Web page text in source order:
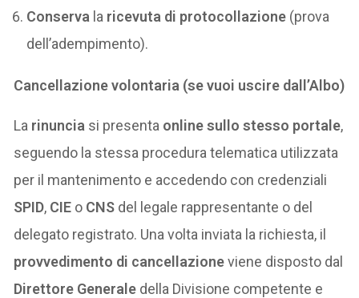
Conserva la ricevuta di protocollazione (prova
dell’adempimento).
Cancellazione volontaria (se vuoi uscire dall’Albo)
La rinuncia si presenta online sullo stesso portale,
seguendo la stessa procedura telematica utilizzata
per il mantenimento e accedendo con credenziali
SPID, CIE o CNS del legale rappresentante o del
delegato registrato. Una volta inviata la richiesta, il
provvedimento di cancellazioneviene disposto dal
Direttore Generale della Divisione competente e